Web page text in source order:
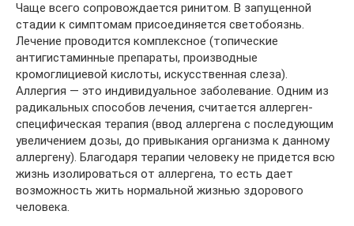
Чаще всего сопровождается ринитом. В запущенной
стадии к симптомам присоединяется светобоязнь.
Лечение проводится комплексное (топические
антигистаминные препараты, производные
кромоглициевой кислоты, искусственная слеза).
Аллергия — это индивидуальное заболевание. Одним из
радикальных способов лечения, считается аллерген-
специфическая терапия (ввод аллергена с последующим
увеличением дозы, до привыкания организма к данному
аллергену). Благодаря терапии человеку не придется всю
жизнь изолироваться от аллергена, то есть дает
возможность жить нормальной жизнью здорового
человека.